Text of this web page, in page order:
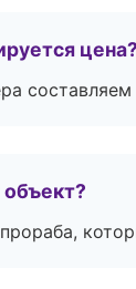
цена?